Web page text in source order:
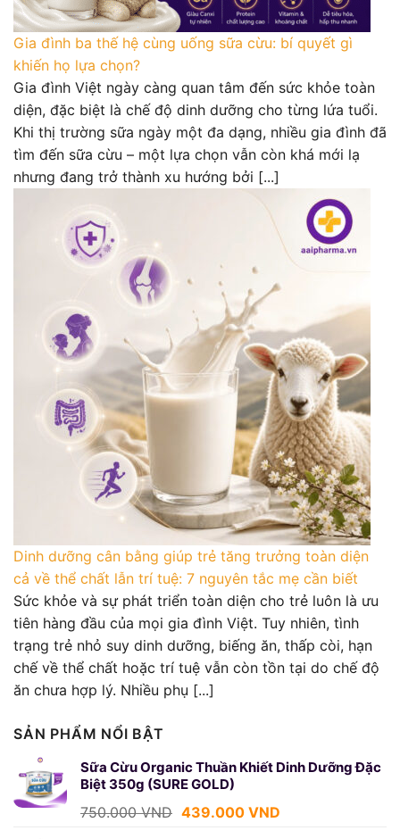
Gia đình ba thế hệ cùng uống sữa cừu: bí quyết gì
khiến họ lựa chọn?
Gia đình Việt ngày càng quan tâm đến sức khỏe toàn
diện, đặc biệt là chế độ dinh dưỡng cho từng lứa tuổi.
Khi thị trường sữa ngày một đa dạng, nhiều gia đình đã
tìm đến sữa cừu – một lựa chọn vẫn còn khá mới lạ
nhưng đang trở thành xu hướng bởi [...]
Dinh dưỡng cân bằng giúp trẻ tăng trưởng toàn diện
cả về thể chất lẫn trí tuệ: 7 nguyên tắc mẹ cần biết
Sức khỏe và sự phát triển toàn diện cho trẻ luôn là ưu
tiên hàng đầu của mọi gia đình Việt. Tuy nhiên, tình
trạng trẻ nhỏ suy dinh dưỡng, biếng ăn, thấp còi, hạn
chế về thể chất hoặc trí tuệ vẫn còn tồn tại do chế độ
ăn chưa hợp lý. Nhiều phụ [...]
SẢN PHẨM NỔI BẬT
Sữa Cừu Organic Thuần Khiết Dinh Dưỡng Đặc
Biệt 350g (SURE GOLD)
750.000VND Giá
439.000 VNDGiá